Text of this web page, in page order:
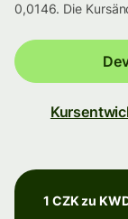
0,0146. Die
1 CZK zu